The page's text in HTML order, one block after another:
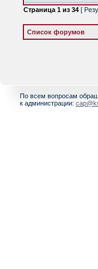
Страница 1 из 34 [
Список форумов
По всем вопросам
к администрации: